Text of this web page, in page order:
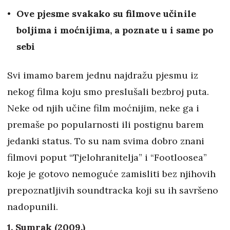
Ove pjesme svakako su filmove učinile
boljima i moćnijima, a poznate u i same po
sebi
Svi imamo barem jednu najdražu pjesmu iz
nekog filma koju smo preslušali bezbroj puta.
Neke od njih učine film moćnijim, neke ga i
premaše po popularnosti ili postignu barem
jedanki status. To su nam svima dobro znani
filmovi poput “Tjelohranitelja” i “Footloosea”
koje je gotovo nemoguće zamisliti bez njihovih
prepoznatljivih soundtracka koji su ih savršeno
nadopunili.
1. Sumrak (2009.)